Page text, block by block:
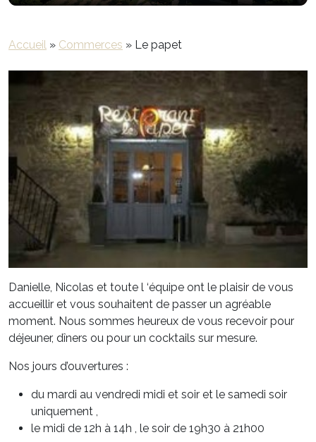
Accueil » Commerces » Le papet
Danielle, Nicolas et toute l ‘équipe ont le plaisir de vous
accueillir et vous souhaitent de passer un agréable
moment. Nous sommes heureux de vous recevoir pour
déjeuner, dîners ou pour un cocktails sur mesure.
Nos jours d’ouvertures :
du mardi au vendredi midi et soir et le samedi soir
uniquement ,
le midi de 12h à 14h , le soir de 19h30 à 21h00